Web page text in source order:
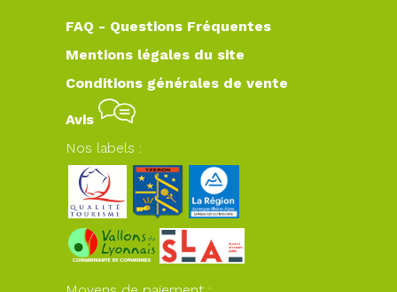
FAQ - Questions Fréquentes
Mentions légales du site
Conditions générales de vente
Avis
Nos labels :